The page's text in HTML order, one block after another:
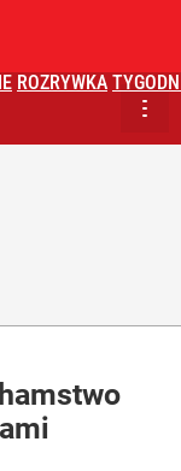
ROZRYWKA